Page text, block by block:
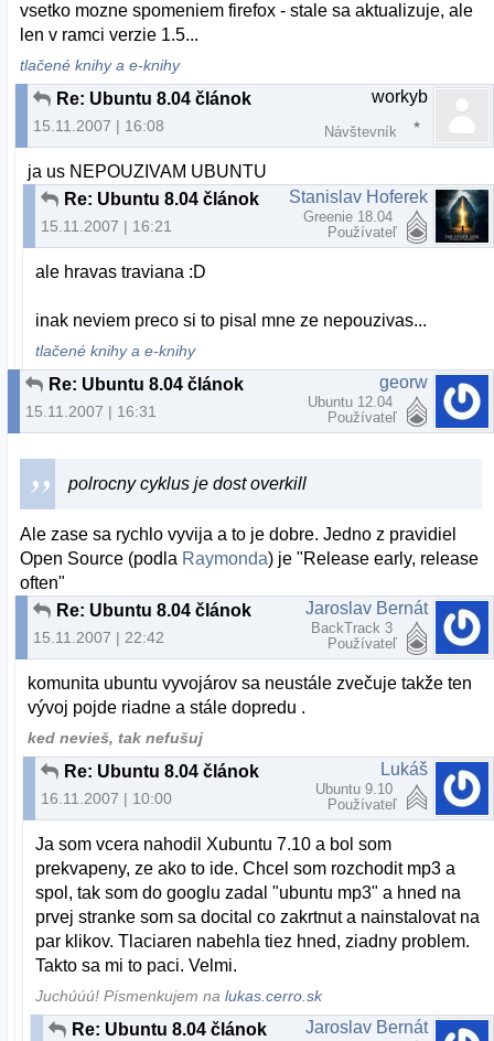
vsetko mozne spomeniem firefox - stale sa aktualizuje, ale
len v ramci verzie 1.5...
tlačené knihy a e-knihy
Re: Ubuntu 8.04 článok
15.11.2007 | 16:08
workyb
Návštevník
ja us NEPOUZIVAM UBUNTU
Re: Ubuntu 8.04 článok
15.11.2007 | 16:21
Stanislav Hoferek
Greenie 18.04
Používateľ
ale hravas traviana :D
inak neviem preco si to pisal mne ze nepouzivas...
tlačené knihy a e-knihy
Re: Ubuntu 8.04 článok
15.11.2007 | 16:31
georw
Ubuntu 12.04
Používateľ
polrocny cyklus je dost overkill
Ale zase sa rychlo vyvija a to je dobre. Jedno z pravidiel
Open Source (podla Raymonda) je "Release early, release
often"
Re: Ubuntu 8.04 článok
15.11.2007 | 22:42
Jaroslav Bernát
BackTrack 3
Používateľ
komunita ubuntu vyvojárov sa neustále zvečuje takže ten
vývoj pojde riadne a stále dopredu .
ked nevieš, tak nefušuj
Re: Ubuntu 8.04 článok
16.11.2007 | 10:00
Lukáš
Ubuntu 9.10
Používateľ
Ja som vcera nahodil Xubuntu 7.10 a bol som
prekvapeny, ze ako to ide. Chcel som rozchodit mp3 a
spol, tak som do googlu zadal "ubuntu mp3" a hned na
prvej stranke som sa docital co zakrtnut a nainstalovat na
par klikov. Tlaciaren nabehla tiez hned, ziadny problem.
Takto sa mi to paci. Velmi.
Juchúúú! Písmenkujem nalukas.cerro.sk
Re: Ubuntu 8.04 článok Jaroslav Bernát